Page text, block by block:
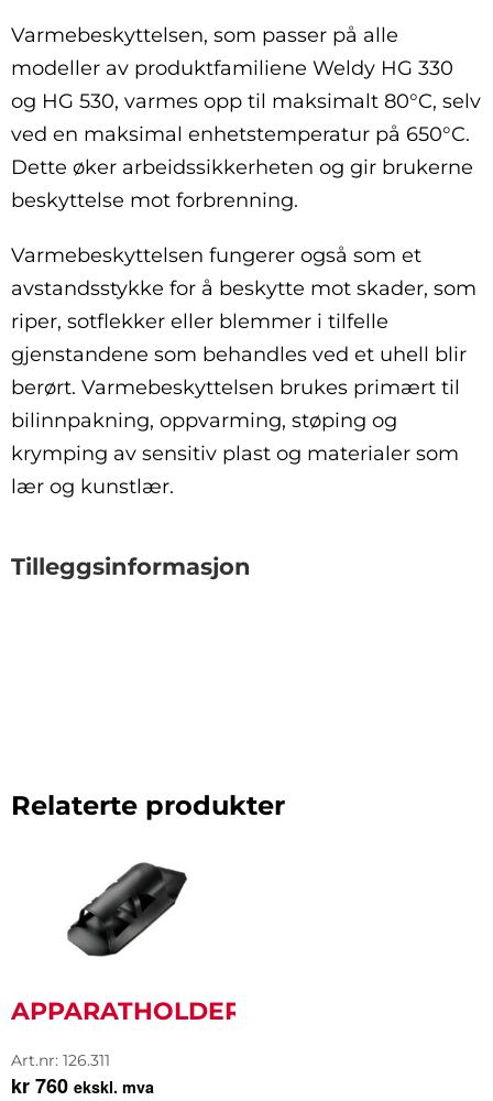
Varmebeskyttelsen, som passer på alle
modeller av produktfamiliene Weldy HG 330
og HG 530, varmes opp til maksimalt 80°C, selv
ved en maksimal enhetstemperatur på 650°C.
Dette øker arbeidssikkerheten og gir brukerne
beskyttelse mot forbrenning.
Varmebeskyttelsen fungerer også som et
avstandsstykke for å beskytte mot skader, som
riper, sotflekker eller blemmer i tilfelle
gjenstandene som behandles ved et uhell blir
berørt. Varmebeskyttelsen brukes primært til
bilinnpakning, oppvarming, støping og
krymping av sensitiv plast og materialer som
lær og kunstlær.
Tilleggsinformasjon
Relaterte produkter
APPARATHOLDER
Art.nr: 126.311
kr760 ekskl. mva